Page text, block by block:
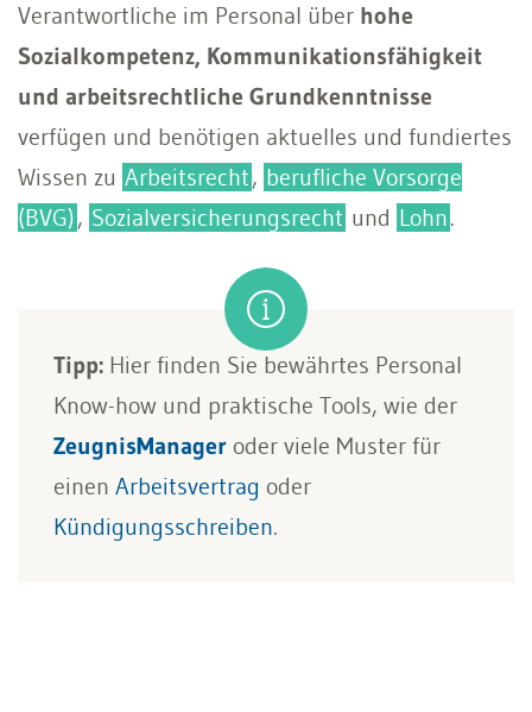
Verantwortliche im Personal über hohe
Sozialkompetenz, Kommunikationsfähigkeit
und arbeitsrechtliche Grundkenntnisse
verfügen und benötigen aktuelles und fundiertes
Wissen zu Arbeitsrecht, berufliche Vorsorge
(BVG), Sozialversicherungsrecht und Lohn.
Tipp: Hier finden Sie bewährtes Personal
Know-how und praktische Tools, wie der
ZeugnisManager oder viele Muster für
einen Arbeitsvertrag oder
Kündigungsschreiben.